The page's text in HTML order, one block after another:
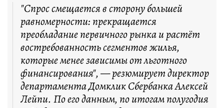
"Спрос смещается в сторону большей
равномерности: прекращается
преобладание первичного рынка и растёт
востребованность сегментов жилья,
которые менее зависимы от льготного
финансирования", — резюмирует директор
департамента Домклик Сбербанка Алексей
Лейпи. По его данным, по итогам полугодия